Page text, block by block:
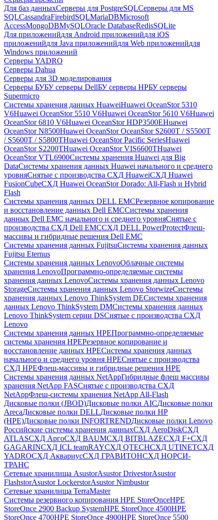
Для баз данныхСерверы для PostgreSQLСерверы для MS
SQLCassandraFirebirdSQLMariaDBMicrosoft
AccessMongoDBMySQLOracle DatabaseRedisSQLite
Для приложенийдля Android приложенийдля iOS
приложенийдля Java приложенийдля Web приложенийдля
Windows приложений
Серверы YADRO
Серверы Dahua
Серверы для 3D моделирования
Серверы БУБУ серверы DellБУ серверы HPБУ серверы
Supermicro
Системы хранения данных HuaweiHuawei OceanStor 5310
V6Huawei OceanStor 5510 V6Huawei OceanStor 5610 V6Huawei
OceanStor 6810 V6Huawei OceanStor HDP3500EHuawei
OceanStor N8500Huawei OceanStor OceanStor S2600T / S5500T
/ S5600T / S5800THuawei OceanStor Pacific SeriesHuawei
OceanStor S2200THuawei OceanStor VIS6600THuawei
OceanStor VTL6900Системы хранения Huawei для Big
DataСистемы хранения данных Huawei начального и среднего
уровняСнятые с производства СХД HuaweiСХД Huawei
FusionCubeСХД Huawei OceanStor Dorado: All-Flash и Hybrid
Flash
Системы хранения данных DELL EMCРезервное копирование
и восстановление данных Dell EMCСистемы хранения
данных Dell EMC начального и среднего уровняСнятые с
производства СХД Dell EMCСХД DELL PowerProtectФлеш-
массивы и гибридные решения Dell EMC
Системы хранения данных FujitsuСистемы хранения данных
Fujitsu Eternus
Системы хранения данных LenovoОблачные системы
хранения LenovoПрограммно-определяемые системы
хранения данных LenovoСистемы хранения данных Lenovo
StorageСистемы хранения данных Lenovo StorwizeСистемы
хранения данных Lenovo ThinkSystem DEСистемы хранения
данных Lenovo ThinkSystem DMСистемы хранения данных
Lenovo ThinkSystem серии DSСнятые с производства СХД
Lenovo
Системы хранения данных HPEПрограммно-определяемые
системы хранения HPEРезервное копирование и
восстановление данных HPEСистемы хранения данных
начального и среднего уровня HPEСнятые с производства
СХД HPEФлеш-массивы и гибридные решения HPE
Cистемы хранения данных NetAppГибридные флеш массивы
хранения NetApp FASСнятые с производства СХД
NetAppФлеш-системы хранения NetApp All-Flash
Дисковые полки (JBOD)Дисковые полки AICДисковые полки
ArecaДисковые полки DELLДисковые полки HP
(HPE)Дисковые полки INFORTRENDДисковые полки Lenovo
Российские системы хранения данныхСХД AeroDiskСХД
ATLASСХД AргоСХД BAUMСХД BITBLAZEСХД F+СХД
GAGARINСХД ICL teamRAYСХД QTECHСХД UTINETСХД
YADROСХД АквариусСХД ГРАВИТОНСХД НОРСИ-
ТРАНС
Сетевые хранилища AsustorAsustor DrivestorAsustor
FlashstorAsustor LockerstorAsustor Nimbustor
Сетевые хранилища TerraMaster
Системы резервного копирования HPE StoreOnceHPE
StoreOnce 2900 Backup SystemHPE StoreOnce 4500HPE
StoreOnce 4700HPE StoreOnce 4900HPE StoreOnce 5500